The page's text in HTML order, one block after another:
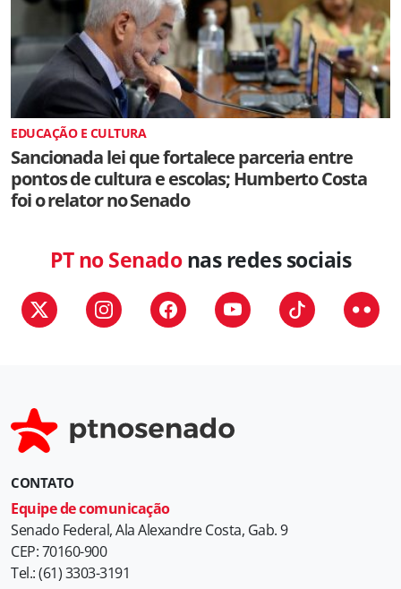
EDUCAÇÃO E CULTURA
Sancionada lei que fortalece parceria entre
pontos de cultura e escolas; Humberto Costa
foi o relator no Senado
PT no Senadonas redes sociais
CONTATO
Equipe de comunicação
Senado Federal, Ala Alexandre Costa, Gab. 9
CEP: 70160-900
Tel.: (61) 3303-3191